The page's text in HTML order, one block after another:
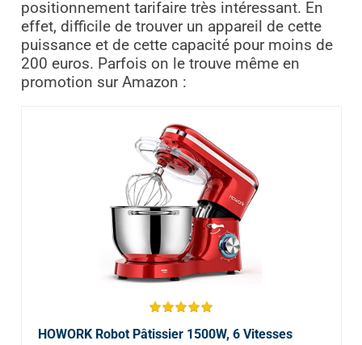
positionnement tarifaire très intéressant. En
effet, difficile de trouver un appareil de cette
puissance et de cette capacité pour moins de
200 euros. Parfois on le trouve même en
promotion sur Amazon :
HOWORK Robot Pâtissier 1500W, 6 Vitesses